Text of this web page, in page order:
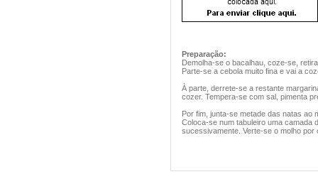
Preparação:
Demolha-se o bacalhau, coze-se,
Parte-se a cebola muito fina e vai a
À parte, derrete-se a restante
cozer. Tempera-se com sal, pimenta
Por fim, junta-se metade das natas ao
Coloca-se num tabuleiro uma camada
sucessivamente. Verte-se o molho